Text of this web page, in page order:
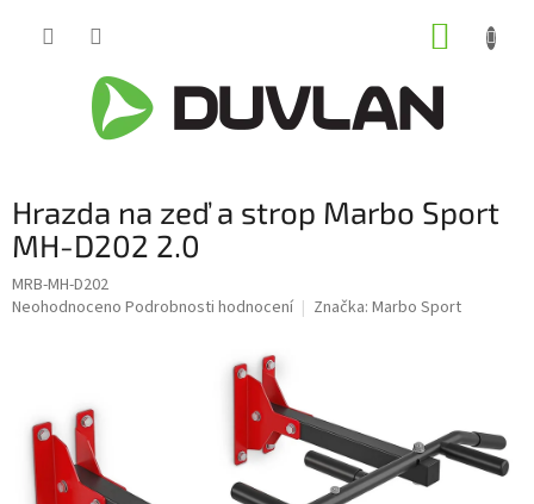
Hrazda na zeď a strop Marbo Sport
MH-D202 2.0
MRB-MH-D202
Průměrné
hvězdiček.
Neohodnoceno Podrobnosti hodnocení Značka: Marbo Sport